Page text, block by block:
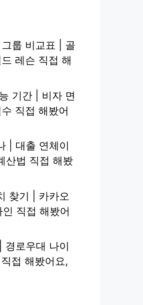
룹 비교표 | 골
레슨 직접 해
기간 | 비자 면
직접 해봤어
| 대출 연체이
산법 직접 해봤
찾기 | 카카오
직접 해봤어
경로우대 나이
접 해봤어요,